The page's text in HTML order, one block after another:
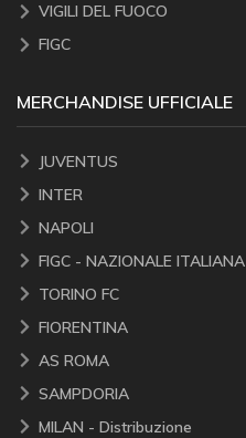
VIGILI DEL FUOCO
FIGC
MERCHANDISE UFFICIALE
JUVENTUS
INTER
NAPOLI
FIGC - NAZIONALE ITALIANA
TORINO FC
FIORENTINA
AS ROMA
SAMPDORIA
MILAN - Distribuzione